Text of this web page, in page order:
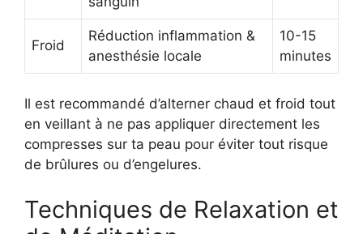
Froid
Réduction inflammation &
anesthésie locale
10-15
minutes
Il est recommandé d’alterner chaud et froid tout
en veillant à ne pas appliquer directement les
compresses sur ta peau pour éviter tout risque
de brûlures ou d’engelures.
Techniques de Relaxation et